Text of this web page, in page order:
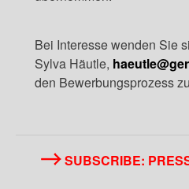
Bei Interesse wenden Sie
Sylva Häutle,
den Bewerbungsprozess
SUBSCRIBE: